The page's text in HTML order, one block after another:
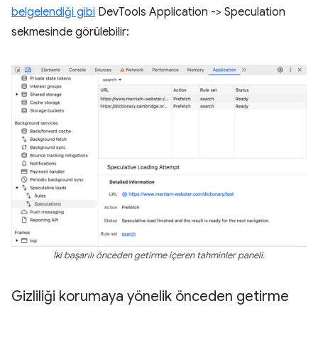
belgelendiği gibi DevTools Application -> Speculation
sekmesinde görülebilir:
İki başarılı önceden getirme içeren tahminler paneli.
Gizliliği korumaya yönelik önceden getirme